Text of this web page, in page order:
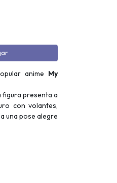
anime My
figura presenta a
con volantes,
una pose alegre